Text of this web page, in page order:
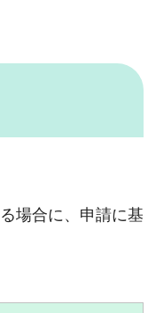
場合に、申請に基